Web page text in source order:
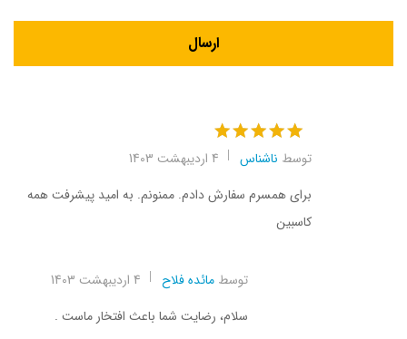
نمره5از 5 توسط ناشناس
4 اردیبهشت 1403
برای همسرم سفارش دادم. ممنونم. به امید پیشرفت همه
کاسبین
توسط مائده فلاح
4 اردیبهشت 1403
سلام، رضایت شما باعث افتخار ماست .